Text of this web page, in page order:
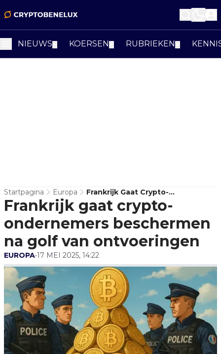
NIEUWS KOERSEN RUBRIEKEN
Startpagina Europa
Frankrijk Gaat Crypto-
Ondernemers Beschermen Na
Golf Van Ontvoeringen
Frankrijk gaat crypto-
ondernemers beschermen
na golf van ontvoeringen
EUROPA•17 MEI 2025, 14:22